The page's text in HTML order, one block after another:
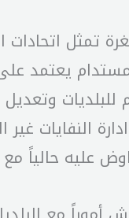
تمثل
يعتمد
وتعديل
وادارة
عليه حالياً